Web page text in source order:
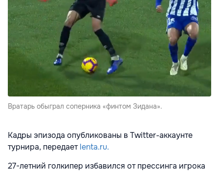
Вратарь обыграл соперника «финтом Зидана».
Кадры эпизода опубликованы в Twitter-аккаунте
турнира, передаетlenta.ru.
27-летний голкипер избавился от прессинга игрока